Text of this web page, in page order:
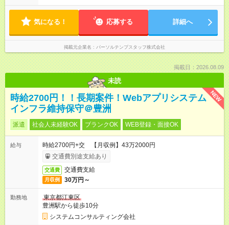
気になる！ 応募する 詳細へ
掲載元企業名 パーソルテンプスタッフ株式会社
掲載日：2026.08.09
未読
NEW
時給2700円！！長期案件！Webアプリシステム
インフラ維持保守＠豊洲
派遣 社会人未経験OK ブランクOK WEB登録・面接OK
給与
時給2700円+交 【月収例】43万2000円
交通費別途支給あり
交通費 交通費支給
月収例 30万円～
勤務地
東京都江東区
豊洲駅から徒歩10分
システムコンサルティング会社